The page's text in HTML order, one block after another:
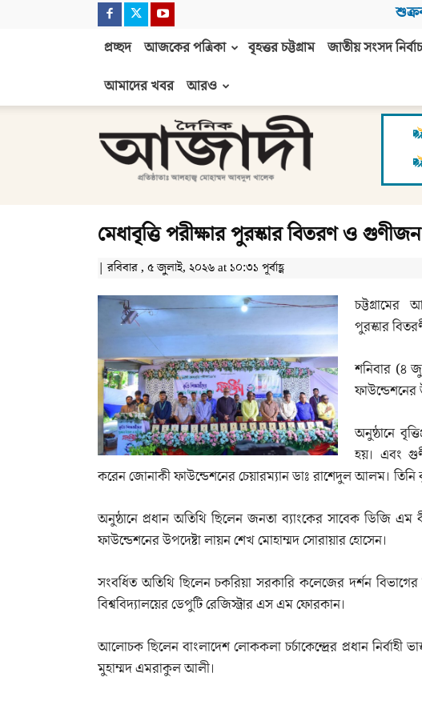
প্রচ্ছদ আজকের পত্রিকা বৃহত্তর চট্টগ্রাম জাতীয় সংসদ
আমাদের খবর
আরও
আজাদী
মেধাবৃত্তি পরীক্ষার পুরস্কার বিতরণ ও গুণীজন
| রবিবার , ৫ জুলাই, ২০২৬ at ১০:৩১ পূর্বাহ্ণ
চট্টগ্রামের
পুরস্কার
শনিবার (৪
অনুষ্ঠানে
হয়। এবং
করেন জোনাকী ফাউন্ডেশনের চেয়ারম্যান ডাঃ রাশেদুল আলম। তিনি
অনুষ্ঠানে প্রধান অতিথি ছিলেন জনতা ব্যাংকের সাবেক ডিজি
ফাউন্ডেশনের উপদেষ্টা লায়ন শেখ মোহাম্মদ সোরায়ার হোসেন।
সংবর্ধিত অতিথি ছিলেন চকরিয়া সরকারি কলেজের দর্শন
বিশ্ববিদ্যালয়ের ডেপুটি রেজিস্ট্রার এস এম ফোরকান।
আলোচক ছিলেন বাংলাদেশ লোককলা চর্চাকেন্দ্রের প্রধান নির্বাহী
মুহাম্মদ এমরাকুল আলী।